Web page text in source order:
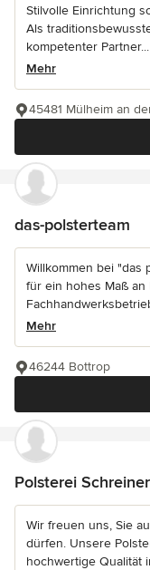
Stilvolle Einrichtung
Als
kompetenter Partner...
Mehr
45481 Mülheim an
das-polsterteam
Willkommen bei "das
für ein hohes Maß
Mehr
46244 Bottrop
Polsterei
Wir freuen uns, Sie
dürfen. Unsere
hochwertige Qualität